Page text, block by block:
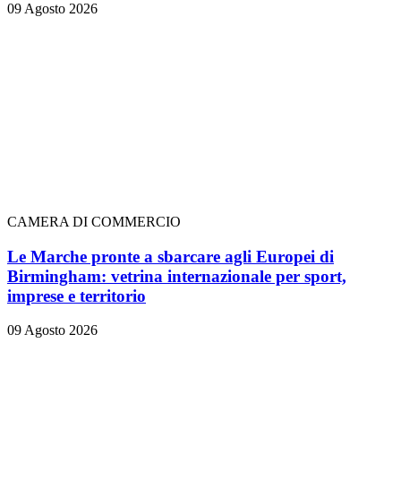
09 Agosto 2026
CAMERA DI COMMERCIO
Le Marche pronte a sbarcare agli Europei di
Birmingham: vetrina internazionale per sport,
imprese e territorio
09 Agosto 2026